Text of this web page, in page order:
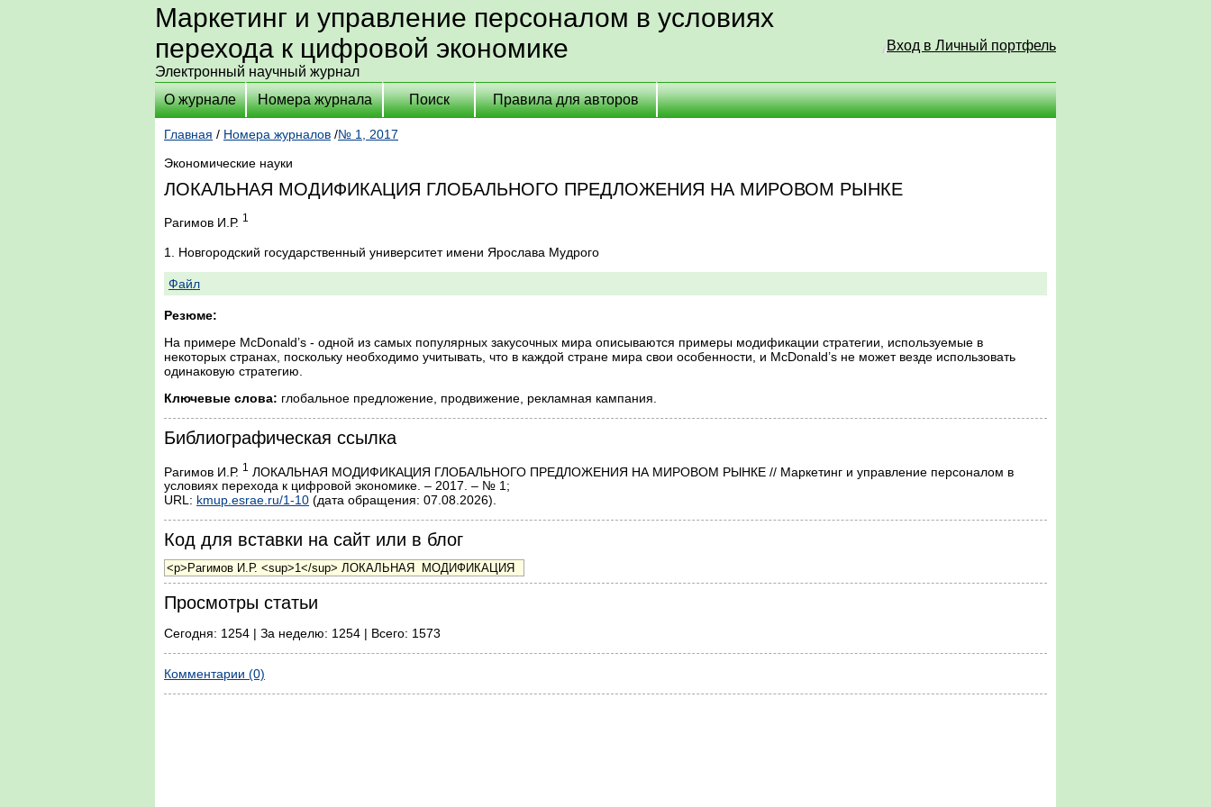
Маркетинг и управление персоналом в условиях
перехода к цифровой экономике
Электронный научный журнал
Вход в Личный портфель
О журнале Номера журнала Поиск Правила для авторов
Главная / Номера журналов /№ 1, 2017
Экономические науки
ЛОКАЛЬНАЯ МОДИФИКАЦИЯ ГЛОБАЛЬНОГО ПРЕДЛОЖЕНИЯ НА МИРОВОМ РЫНКЕ
Рагимов И.Р. 1
1. Новгородский государственный университет имени Ярослава Мудрого
Файл
Резюме:
На примере McDonald’s - одной из самых популярных закусочных мира описываются примеры модификации стратегии, используемые в
некоторых странах, поскольку необходимо учитывать, что в каждой стране мира свои особенности, и McDonald’s не может везде использовать
одинаковую стратегию.
Ключевые слова: глобальное предложение, продвижение, рекламная кампания.
Библиографическая ссылка
Рагимов И.Р. 1 ЛОКАЛЬНАЯ МОДИФИКАЦИЯ ГЛОБАЛЬНОГО ПРЕДЛОЖЕНИЯ НА МИРОВОМ РЫНКЕ // Маркетинг и управление персоналом в
условиях перехода к цифровой экономике. – 2017. – № 1;
URL: kmup.esrae.ru/1-10 (дата обращения: 07.08.2026).
Код для вставки на сайт или в блог
Просмотры статьи
Сегодня: 1254 | За неделю: 1254 | Всего: 1573
Комментарии (0)